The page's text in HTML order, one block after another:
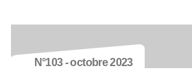
N°103 - octobre 2023